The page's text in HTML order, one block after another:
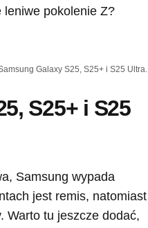
leniwe pokolenie Z?
Galaxy S25, S25+ i S25 Ultra.
S25+ i S25
Samsung wypada
jest remis, natomiast
Warto tu jeszcze dodać,